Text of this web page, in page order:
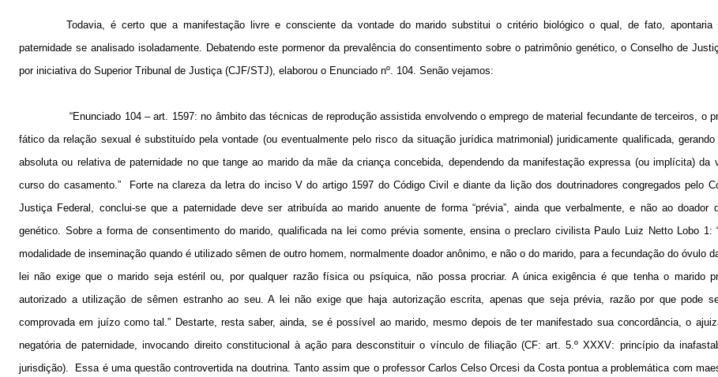
Todavia, é certo que a manifestação livre e consciente da vontade do marido substitui o critério biológico o qual, de fato, apontaria
paternidade se analisado isoladamente. Debatendo este pormenor da prevalência do consentimento sobre o patrimônio genético, o Conselho de
por iniciativa do Superior Tribunal de Justiça (CJF/STJ), elaborou o Enunciado nº. 104. Senão vejamos:
“Enunciado 104 – art. 1597: no âmbito das técnicas de reprodução assistida envolvendo o emprego de material fecundante de terceiros, o
fático da relação sexual é substituído pela vontade (ou eventualmente pelo risco da situação jurídica matrimonial) juridicamente qualificada, gerando
absoluta ou relativa de paternidade no que tange ao marido da mãe da criança concebida, dependendo da manifestação expressa (ou implícita) da
curso do casamento.”
Forte na clareza da letra do inciso V do artigo 1597 do Código Civil e diante da lição dos doutrinadores congregados pelo
Justiça Federal, conclui-se que a paternidade deve ser atribuída ao marido anuente de forma “prévia”, ainda que verbalmente, e não ao doador
genético. Sobre a forma de consentimento do marido, qualificada na lei como prévia somente, ensina o preclaro civilista Paulo Luiz Netto Lobo 1:
modalidade de inseminação quando é utilizado sêmen de outro homem, normalmente doador anônimo, e não o do marido, para a fecundação do óvulo
lei não exige que o marido seja estéril ou, por qualquer razão física ou psíquica, não possa procriar. A única exigência é que tenha o marido
autorizado a utilização de sêmen estranho ao seu. A lei não exige que haja autorização escrita, apenas que seja prévia, razão por que pode
comprovada em juízo como tal.” Destarte, resta saber, ainda, se é possível ao marido, mesmo depois de ter manifestado sua concordância, o
negatória de paternidade, invocando direito constitucional à ação para desconstituir o vínculo de filiação (CF: art. 5.º XXXV: princípio da
jurisdição).
Essa é uma questão controvertida na doutrina. Tanto assim que o professor Carlos Celso Orcesi da Costa pontua a problemática com